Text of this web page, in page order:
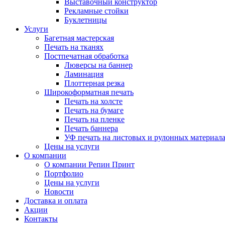
Рекламные стойки
Буклетницы
Услуги
Багетная мастерская
Печать на тканях
Постпечатная обработка
Люверсы на баннер
Ламинация
Плоттерная резка
Широкоформатная печать
Печать на холсте
Печать на бумаге
Печать на пленке
Печать баннера
УФ печать на листовых и рулонных
Цены на услуги
О компании
О компании Репин Принт
Портфолио
Цены на услуги
Новости
Доставка и оплата
Акции
Контакты